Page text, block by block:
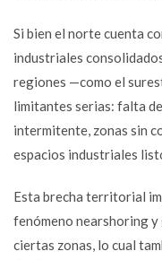
Si bien el norte cuenta
industriales
regiones —como el
limitantes serias: falta
intermitente, zonas sin
espacios industriales
Esta brecha territorial
fenómeno nearshoring y
ciertas zonas, lo cual